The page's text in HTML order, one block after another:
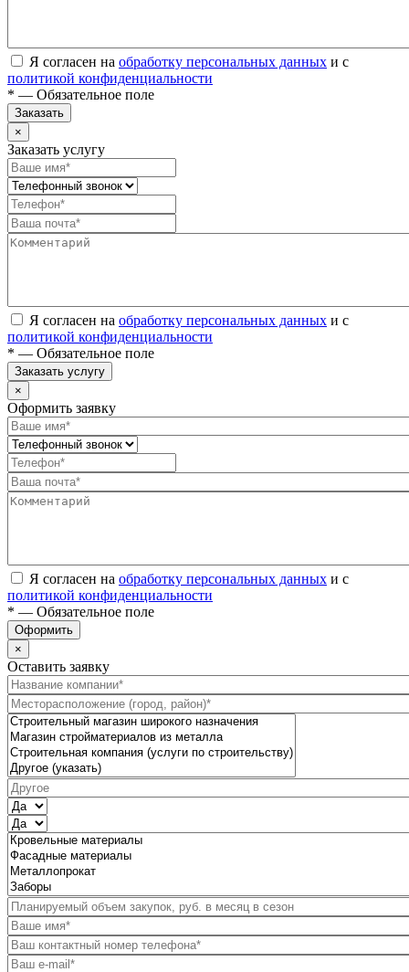
Я согласен на обработку персональных данных и с
политикой конфиденциальности
* — Обязательное поле
Заказать
×
Заказать услугу
Я согласен на обработку персональных данных и с
политикой конфиденциальности
* — Обязательное поле
Заказать услугу
×
Оформить заявку
Я согласен на обработку персональных данных и с
политикой конфиденциальности
* — Обязательное поле
Оформить
×
Оставить заявку